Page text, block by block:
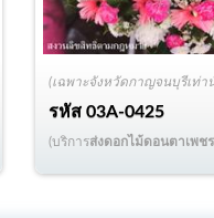
(เฉพาะจังหวัดกาญจนบุรีเท่า
รหัส03A-0425
(บริการส่งดอกไม้ดอนตาเพชร